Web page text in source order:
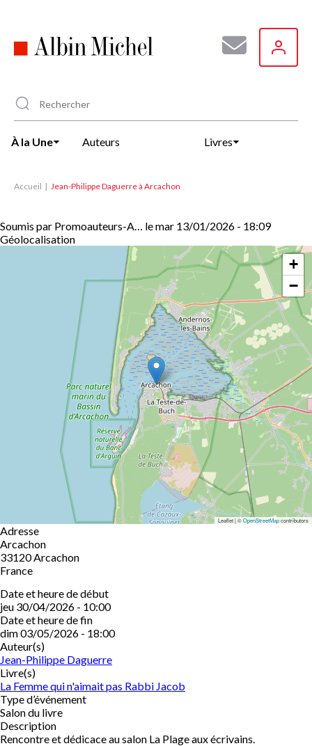
principal
À la Une Auteurs Livres
Accueil Jean-Philippe Daguerre à Arcachon
Soumis par Promoauteurs-A… lemar 13/01/2026 - 18:09
Géolocalisation
+
−
Leaflet | ©OpenStreetMapcontributors
Adresse
Arcachon
33120Arcachon
France
Date et heure de début
jeu 30/04/2026 - 10:00
Date et heure de fin
dim 03/05/2026 - 18:00
Auteur(s)
Jean-Philippe Daguerre
Livre(s)
La Femme qui n'aimait pas Rabbi Jacob
Type d’événement
Salon du livre
Description
Rencontre et dédicace au salon La Plage aux écrivains.